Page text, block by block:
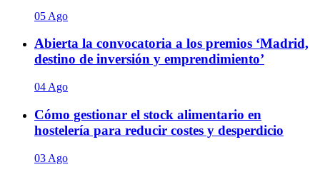
05 Ago
Abierta la convocatoria a los premios ‘Madrid,
destino de inversión y emprendimiento’
04 Ago
Cómo gestionar el stock alimentario en
hostelería para reducir costes y desperdicio
03 Ago